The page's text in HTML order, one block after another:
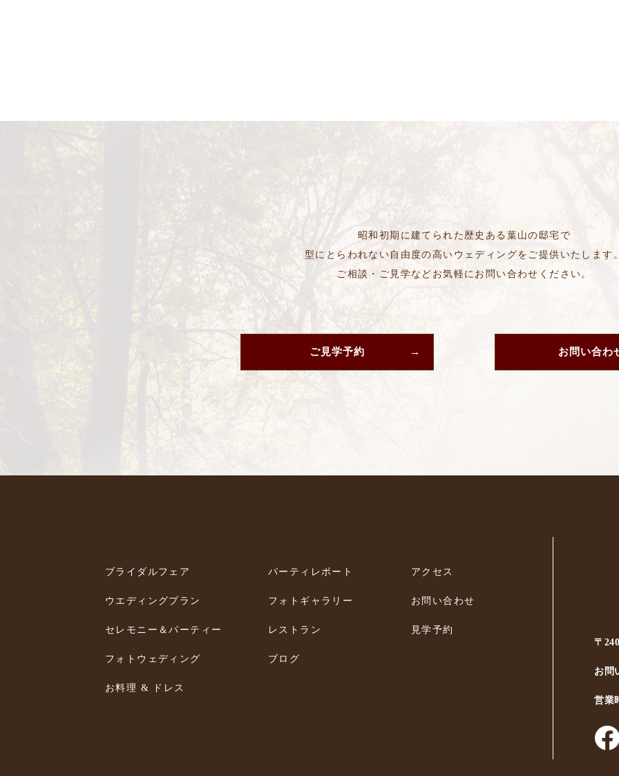
昭和初期に建てられた歴史ある葉山の邸宅で
型にとらわれない自由度の高いウェディングをご提供いたします
ご相談・ご見学などお気軽にお問い合わせください。
ご見学予約 お問い合わ
ブライダルフェア
ウエディングプラン
セレモニー＆パーティー
フォトウェディング
お料理 & ドレス
パーティレポート
フォトギャラリー
レストラン
ブログ
アクセス
お問い合わせ
見学予約
〒
お問
営業